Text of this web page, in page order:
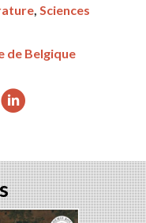
, Sciences
de Belgique